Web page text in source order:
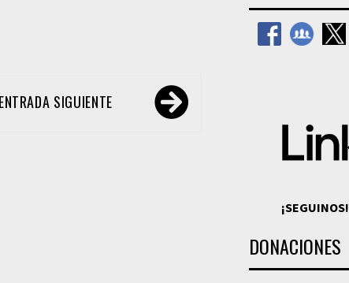
ENTRADA SIGUIENTE
¡SEGUINOS!
DONACIONES